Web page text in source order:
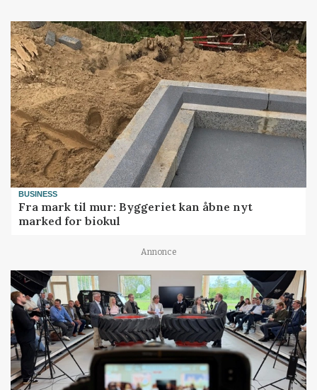
BUSINESS
Fra mark til mur: Byggeriet kan åbne nyt
marked for biokul
Annonce